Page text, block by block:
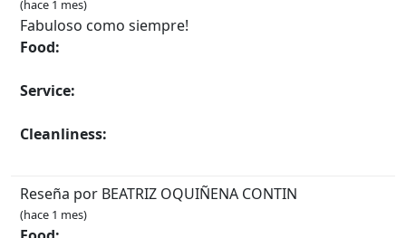
(hace 1 mes)
Fabuloso como siempre!
Food:
Service:
Cleanliness:
Reseña por BEATRIZ OQUIÑENA CONTIN
(hace 1 mes)